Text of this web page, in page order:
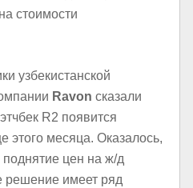
стоимости
узбекистанской
Ravon сказали
R2 появится
этого месяца. Оказалось,
цен на ж/д
решение имеет ряд